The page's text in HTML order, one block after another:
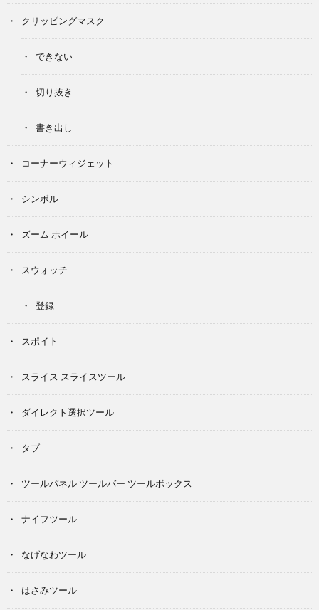
クリッピングマスク
できない
切り抜き
書き出し
コーナーウィジェット
シンボル
ズーム ホイール
スウォッチ
登録
スポイト
スライス スライスツール
ダイレクト選択ツール
タブ
ツールパネル ツールバー ツールボックス
ナイフツール
なげなわツール
はさみツール